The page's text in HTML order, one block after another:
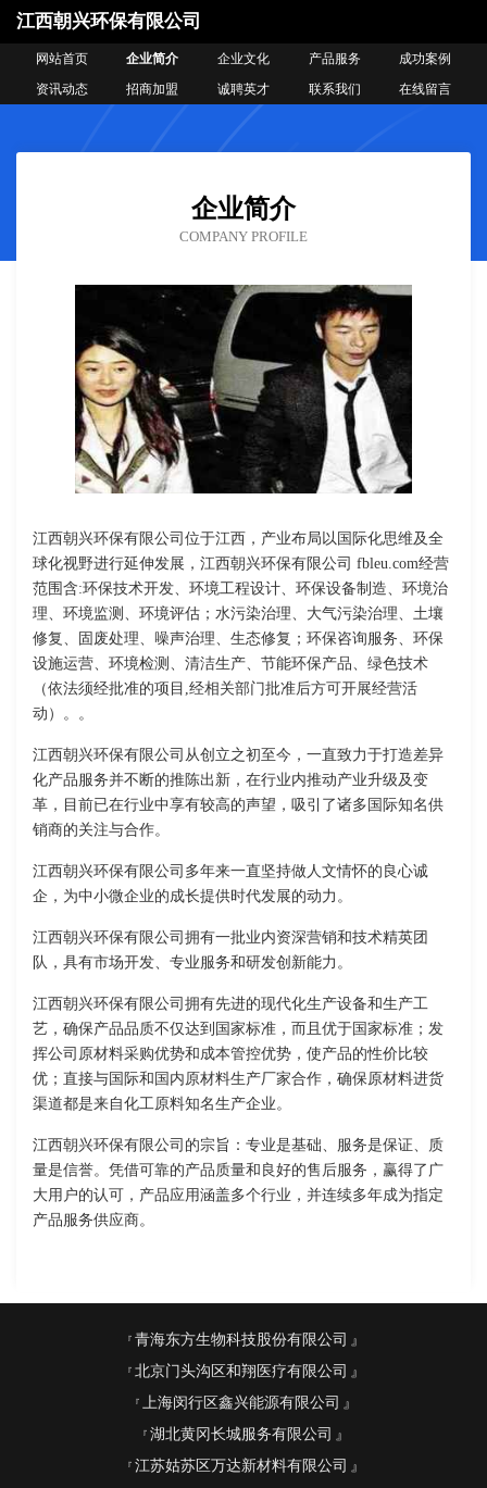
江西朝兴环保有限公司
网站首页 企业简介 企业文化 产品服务
成功案例
资讯动态
招商加盟 诚聘英才 联系我们 在线留言
企业简介
COMPANY PROFILE
江西朝兴环保有限公司位于江西，产业布局以国际化思维及全
球化视野进行延伸发展，江西朝兴环保有限公司 fbleu.com经营
范围含:环保技术开发、环境工程设计、环保设备制造、环境治
理、环境监测、环境评估；水污染治理、大气污染治理、土壤
修复、固废处理、噪声治理、生态修复；环保咨询服务、环保
设施运营、环境检测、清洁生产、节能环保产品、绿色技术
（依法须经批准的项目,经相关部门批准后方可开展经营活
动）。。
江西朝兴环保有限公司从创立之初至今，一直致力于打造差异
化产品服务并不断的推陈出新，在行业内推动产业升级及变
革，目前已在行业中享有较高的声望，吸引了诸多国际知名供
销商的关注与合作。
江西朝兴环保有限公司多年来一直坚持做人文情怀的良心诚
企，为中小微企业的成长提供时代发展的动力。
江西朝兴环保有限公司拥有一批业内资深营销和技术精英团
队，具有市场开发、专业服务和研发创新能力。
江西朝兴环保有限公司拥有先进的现代化生产设备和生产工
艺，确保产品品质不仅达到国家标准，而且优于国家标准；发
挥公司原材料采购优势和成本管控优势，使产品的性价比较
优；直接与国际和国内原材料生产厂家合作，确保原材料进货
渠道都是来自化工原料知名生产企业。
江西朝兴环保有限公司的宗旨：专业是基础、服务是保证、质
量是信誉。凭借可靠的产品质量和良好的售后服务，赢得了广
大用户的认可，产品应用涵盖多个行业，并连续多年成为指定
产品服务供应商。
青海东方生物科技股份有限公司
北京门头沟区和翔医疗有限公司
上海闵行区鑫兴能源有限公司
湖北黄冈长城服务有限公司
江苏姑苏区万达新材料有限公司